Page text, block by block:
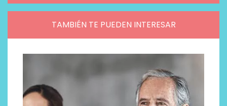
TAMBIÉN TE PUEDEN INTERESAR